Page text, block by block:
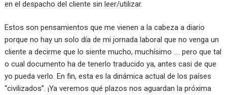
en el despacho del cliente sin leer/utilizar.
Estos son pensamientos que me vienen a la cabeza a diario
porque no hay un solo día de mi jornada laboral que no venga un
cliente a decirme que lo siente mucho, muchísimo …. pero que tal
o cual documento ha de tenerlo traducido ya, antes casi de que
yo pueda verlo. En fin, esta es la dinámica actual de los países
“civilizados”. ¡Ya veremos qué plazos nos aguardan la próxima